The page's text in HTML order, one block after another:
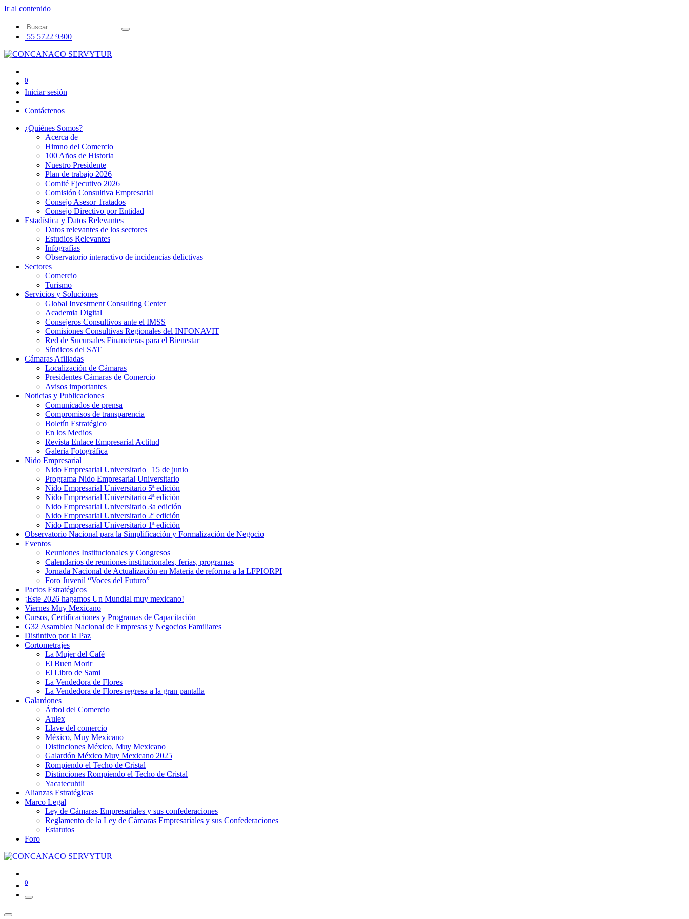
Ir al contenido
55 5722 9300
0
Iniciar sesión
Contáctenos
¿Quiénes Somos?
Acerca de
Himno del Comercio
100 Años de Historia
Nuestro Presidente
Plan de trabajo 2026
Comité Ejecutivo 2026
Comisión Consultiva Empresarial
Consejo Asesor Tratados
Consejo Directivo por Entidad
Estadística y Datos Relevantes
Datos relevantes de los sectores
Estudios Relevantes
Infografías
Observatorio interactivo de incidencias delictivas
Sectores
Comercio
Turismo
Servicios y Soluciones
Global Investment Consulting Center
Academia Digital
Consejeros Consultivos ante el IMSS
Comisiones Consultivas Regionales del INFONAVIT
Red de Sucursales Financieras para el Bienestar
Síndicos del SAT
Cámaras Afiliadas
Localización de Cámaras
Presidentes Cámaras de Comercio
Avisos importantes
Noticias y Publicaciones
Comunicados de prensa
Compromisos de transparencia
Boletín Estratégico
En los Medios
Revista Enlace Empresarial Actitud
Galería Fotográfica
Nido Empresarial
Nido Empresarial Universitario | 15 de junio
Programa Nido Empresarial Universitario
Nido Empresarial Universitario 5ª edición
Nido Empresarial Universitario 4ª edición
Nido Empresarial Universitario 3a edición
Nido Empresarial Universitario 2ª edición
Nido Empresarial Universitario 1ª edición
Observatorio Nacional para la Simplificación y Formalización de Negocio
Eventos
Reuniones Institucionales y Congresos
Calendarios de reuniones institucionales, ferias, programas
Jornada Nacional de Actualización en Materia de reforma a la LFPIORPI
Foro Juvenil “Voces del Futuro”
Pactos Estratégicos
¡Este 2026 hagamos Un Mundial muy mexicano!
Viernes Muy Mexicano
Cursos, Certificaciones y Programas de Capacitación
G32 Asamblea Nacional de Empresas y Negocios Familiares
Distintivo por la Paz
Cortometrajes
La Mujer del Café
El Buen Morir
El Libro de Sami
La Vendedora de Flores
La Vendedora de Flores regresa a la gran pantalla
Galardones
Árbol del Comercio
Aulex
Llave del comercio
México, Muy Mexicano
Distinciones México, Muy Mexicano
Galardón México Muy Mexicano 2025
Rompiendo el Techo de Cristal
Distinciones Rompiendo el Techo de Cristal
Yacatecuhtli
Alianzas Estratégicas
Marco Legal
Ley de Cámaras Empresariales y sus confederaciones
Reglamento de la Ley de Cámaras Empresariales y sus Confederaciones
Estatutos
Foro
0